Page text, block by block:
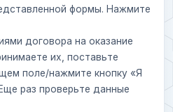
формы. Нажмите
договора на оказание
их, поставьте
поле/нажмите кнопку «Я
раз проверьте данные